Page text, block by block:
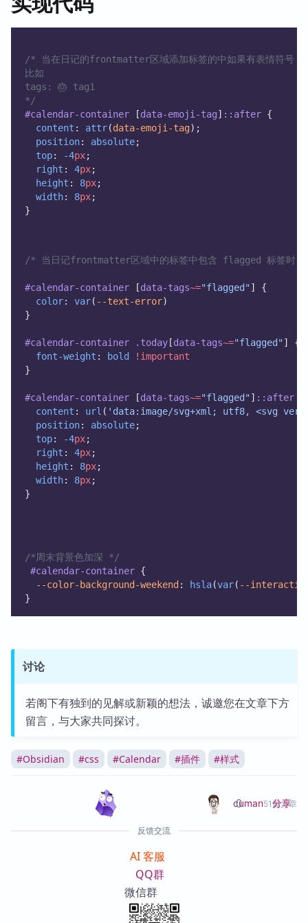
/* 当在日记的frontmatter区域添加标签的中如果有表情符号，
比如
tags: 🎂 tag1
*/
#calendar-container [data-emoji-tag] ::after {
content : attr(data-emoji-tag);
position: absolute;
top: -4px;
right : 4px;
height : 8px;
width: 8px;
}
/* 当日记frontmatter区域中的标签中包含 flagged 标签时，
#calendar-container [data-tags~="flagged" ] {
color: var( --text-error)
}
#calendar-container .today [data-tags~="flagged" ] {
font-weight : bold
!important
}
#calendar-container [data-tags~="flagged" ] ::after
content : url ( 'data:image/svg+xml; utf8, <svg
position: absolute;
top: -4px;
right : 4px;
height : 8px;
width: 8px;
}
/*周末背景色加深 */
#calendar-container {
--color-background-weekend : hsla(var( --
}
讨论
若阁下有独到的见解或新颖的想法，诚邀您在文章下方
留言，与大家共同探讨。
#Obsidian #css #Calendar #插件 #样式
cuman51篇文章
0 0 分享
反馈交流
AI 客服
QQ群
微信群